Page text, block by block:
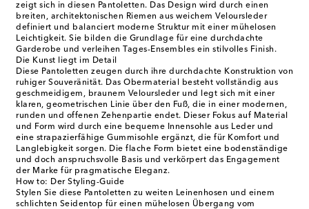
zeigt sich in diesen Pantoletten. Das Design wird durch einen
breiten, architektonischen Riemen aus weichem Veloursleder
definiert und balanciert moderne Struktur mit einer mühelosen
Leichtigkeit. Sie bilden die Grundlage für eine durchdachte
Garderobe und verleihen Tages-Ensembles ein stilvolles Finish.
Die Kunst liegt im Detail
Diese Pantoletten zeugen durch ihre durchdachte Konstruktion von
ruhiger Souveränität. Das Obermaterial besteht vollständig aus
geschmeidigem, braunem Veloursleder und legt sich mit einer
klaren, geometrischen Linie über den Fuß, die in einer modernen,
runden und offenen Zehenpartie endet. Dieser Fokus auf Material
und Form wird durch eine bequeme Innensohle aus Leder und
eine strapazierfähige Gummisohle ergänzt, die für Komfort und
Langlebigkeit sorgen. Die flache Form bietet eine bodenständige
und doch anspruchsvolle Basis und verkörpert das Engagement
der Marke für pragmatische Eleganz.
How to: Der Styling-Guide
Stylen Sie diese Pantoletten zu weiten Leinenhosen und einem
schlichten Seidentop für einen mühelosen Übergang vom